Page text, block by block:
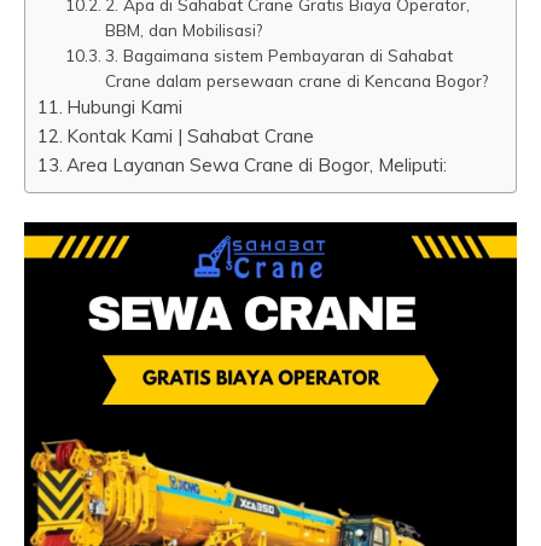
2. Apa di Sahabat Crane Gratis Biaya Operator,
BBM, dan Mobilisasi?
3. Bagaimana sistem Pembayaran di Sahabat
Crane dalam persewaan crane di Kencana Bogor?
Hubungi Kami
Kontak Kami | Sahabat Crane
Area Layanan Sewa Crane di Bogor, Meliputi: